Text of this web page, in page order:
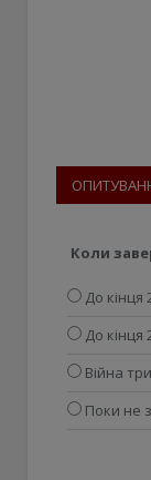
Коли
До кінця
До кінця
Війна
Поки не